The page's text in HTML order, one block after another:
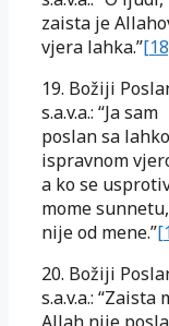
zaista je
vjera lahka.”
19. Božiji
s.a.v.a.: “Ja sam
poslan sa
ispravnom
a ko se
mome sunnetu,
nije od mene.”
20. Božiji
s.a.v.a.: “Zaista